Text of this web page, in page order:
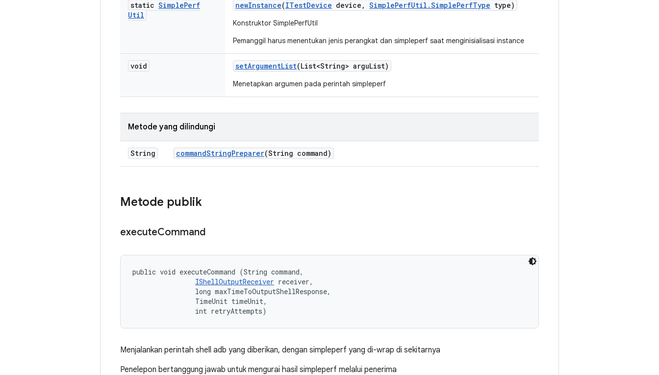
static SimplePerf
Util
newInstance(ITestDevice device , SimplePerfUtil .SimplePerfType type)
Konstruktor SimplePerfUtil
Pemanggil harus menentukan jenis perangkat dan simpleperf saat menginisialisasi instance
void setArgumentList(List<String> arguList)
Menetapkan argumen pada perintah simpleperf
Metode yang dilindungi
String commandStringPreparer(String command)
Metode publik
executeCommand
public void executeCommand (String command,
IShellOutputReceiver receiver,
                long maxTimeToOutputShellResponse,
                TimeUnit timeUnit,
                int retryAttempts)
Menjalankan perintah shell adb yang diberikan, dengan simpleperf yang di-wrap di sekitarnya
Penelepon bertanggung jawab untuk mengurai hasil simpleperf melalui penerima